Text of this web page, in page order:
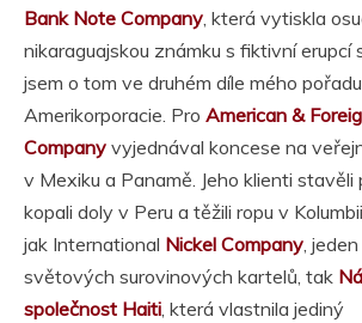
Bank Note Company, která vytiskla
nikaraguajskou známku s fiktivní erupcí
jsem o tom ve druhém díle mého
Amerikorporacie. Pro American &
Company vyjednával koncese na
v Mexiku a Panamě. Jeho klienti
kopali doly v Peru a těžili ropu v
jak International Nickel Company,
světových surovinových kartelů, tak
společnost Haiti, která vlastnila jediný